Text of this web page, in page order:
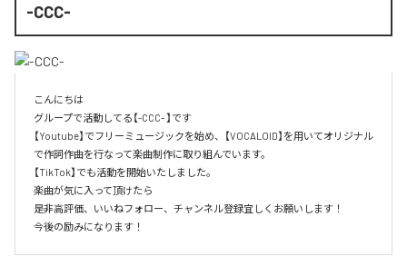
-CCC-
こんにちは
グループで活動してる【-CCC- 】です
【Youtube】でフリーミュージックを始め、【VOCALOID】を用いてオリジナル
で作詞作曲を行なって楽曲制作に取り組んでいます。
【TikTok】でも活動を開始いたしました。
楽曲が気に入って頂けたら
是非高評価、いいねフォロー、チャンネル登録宜しくお願いします！
今後の励みになります！